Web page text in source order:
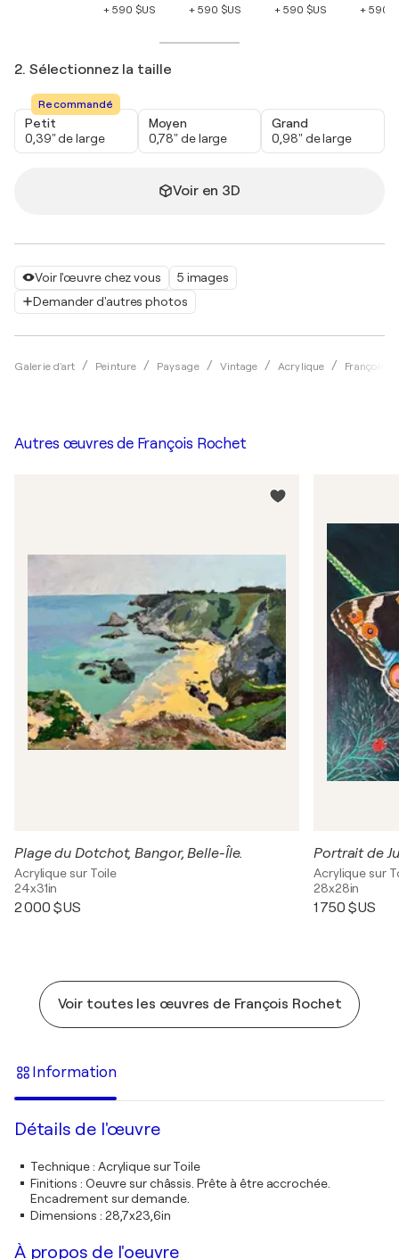
Voir l'œuvre chez vous
5 images
Demander d'autres photos
Galerie d'art Peinture Paysage Vintage Acrylique François
+ 590 $US
+ 590 $US
+ 590 $US
+ 590
2. Sélectionnez la taille
Recommandé
Petit
0,39" de large
Moyen
0,78" de large
Grand
0,98" de large
Voir en 3D
Autres œuvres de François Rochet
Plage du Dotchot, Bangor, Belle-Île.
Acrylique sur Toile
24x31in
2 000 $US
Portrait de
Acrylique sur
28x28in
1 750 $US
Voir toutes les œuvres de François Rochet
Information
Détails de l'œuvre
Technique: Acrylique sur Toile
Finitions : Oeuvre sur châssis. Prête à être accrochée.
Encadrement sur demande.
Dimensions : 28,7x23,6in
À propos de l'oeuvre